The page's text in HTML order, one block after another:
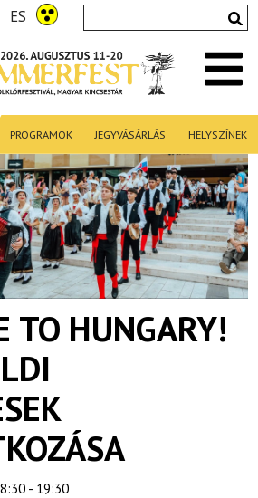
ES
PROGRAMOK JEGYVÁSÁRLÁS HELYSZÍNEK
TO HUNGARY!
- 19:30